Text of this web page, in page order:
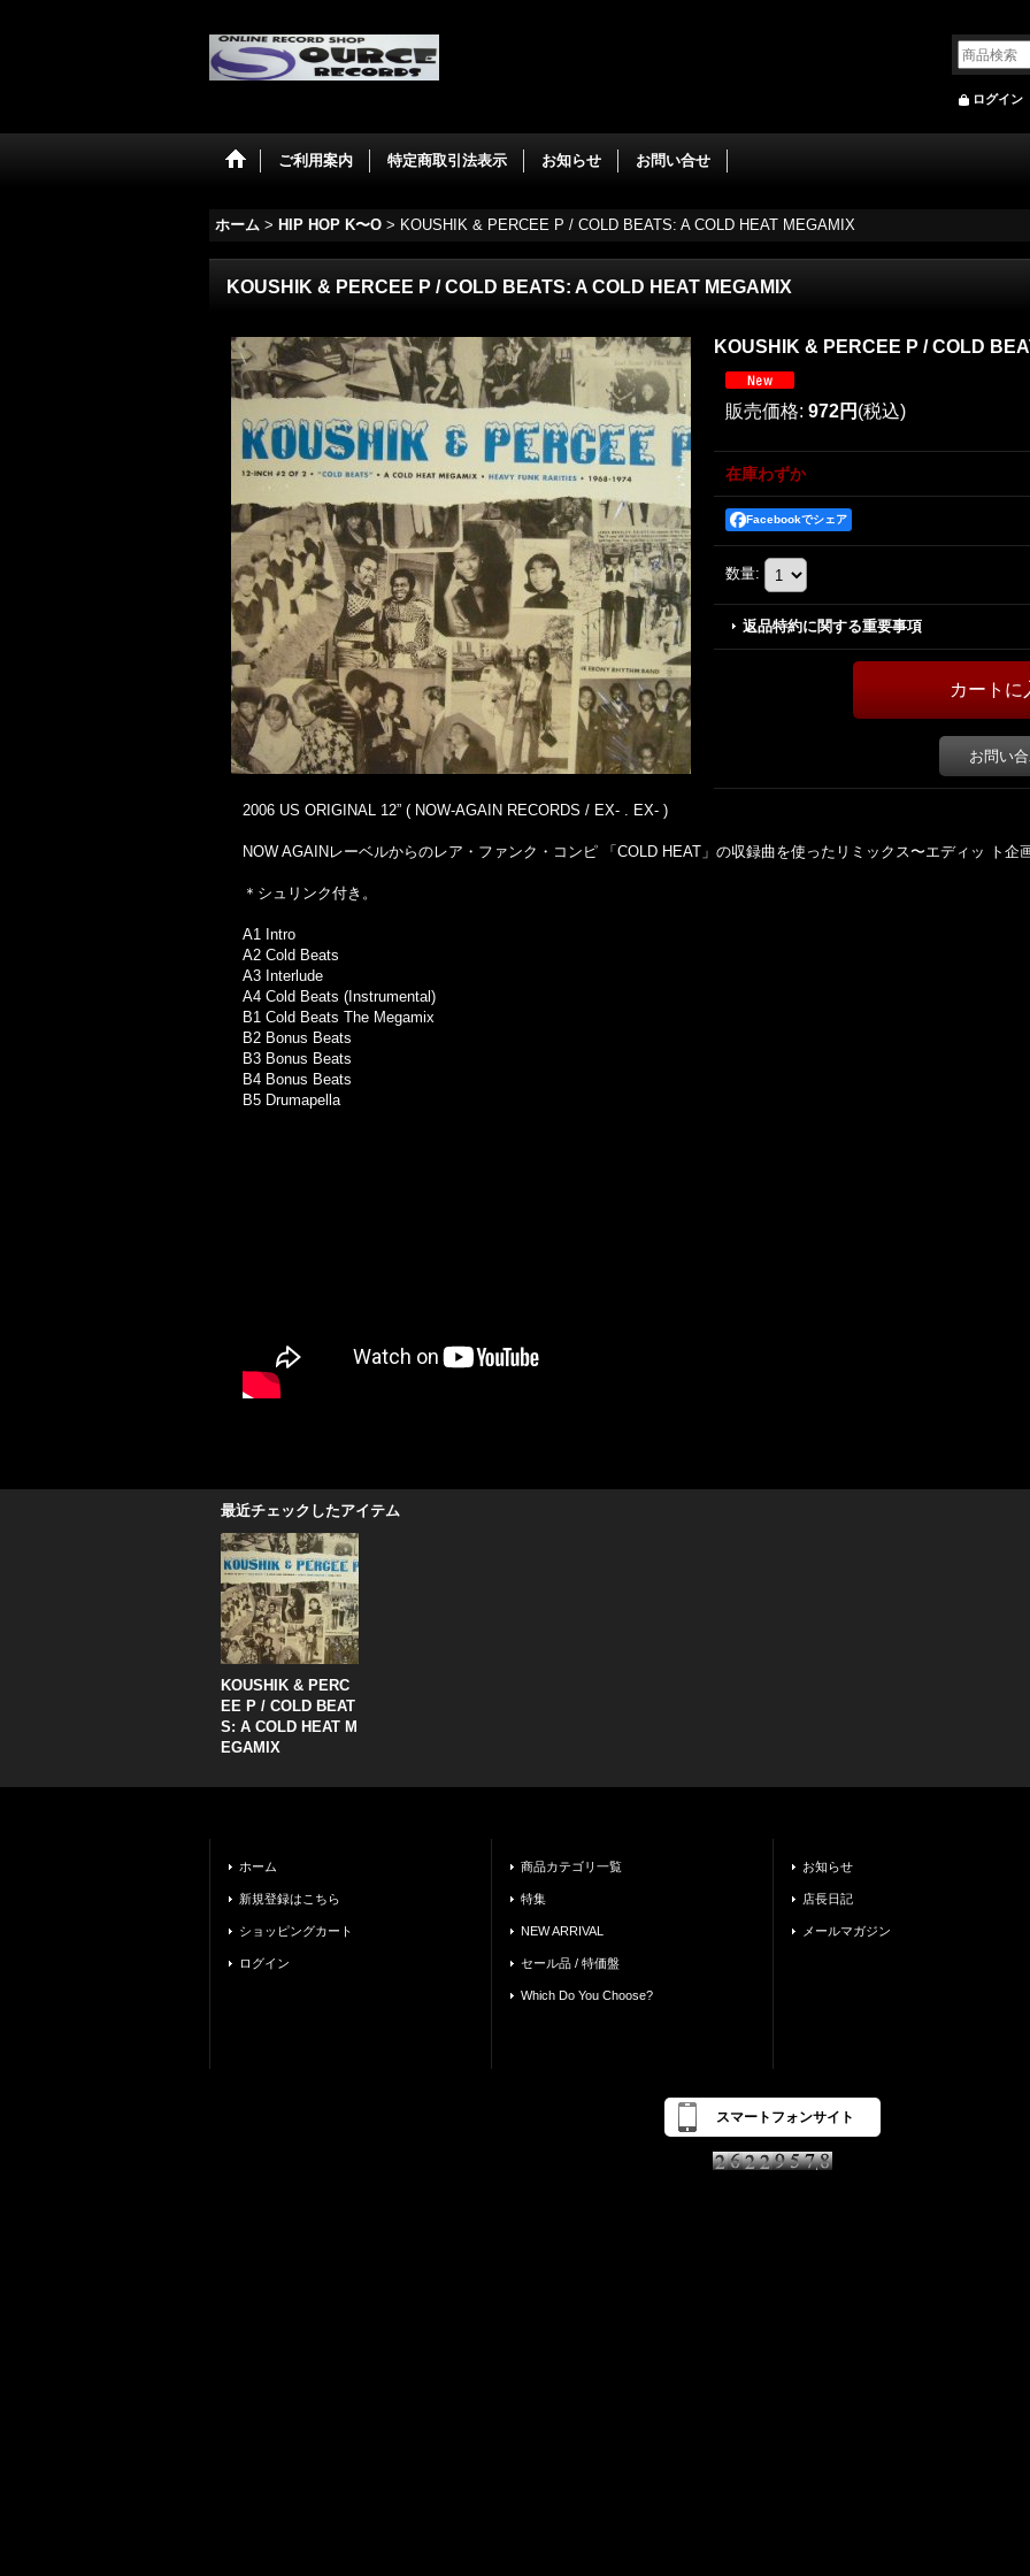
ログイン
ご利用案内 特定商取引法表示 お知らせ お問い合せ
ホーム > HIP HOP K〜O > KOUSHIK & PERCEE P ‎/ COLD BEATS: A COLD HEAT MEGAMIX
KOUSHIK & PERCEE P ‎/ COLD BEATS: A COLD HEAT MEGAMIX
KOUSHIK & PERCEE P ‎/ COLD
販売価格: 972円 (税込)
在庫わずか
Facebookでシェア
数量:
返品特約に関する重要事項
お問い
2006 US ORIGINAL 12” ( NOW-AGAIN RECORDS / EX- . EX- )
NOW AGAINレーベルからのレア・ファンク・コンピ 「COLD HEAT」の収録曲を使ったリミックス〜エディッ ト企
＊シュリンク付き。
A1 Intro
A2 Cold Beats
A3 Interlude
A4 Cold Beats (Instrumental)
B1 Cold Beats The Megamix
B2 Bonus Beats
B3 Bonus Beats
B4 Bonus Beats
B5 Drumapella
最近チェックしたアイテム
KOUSHIK & PERC
EE P ‎/ COLD BEAT
S: A COLD HEAT M
EGAMIX
ホーム
新規登録はこちら
ショッピングカート
ログイン
商品カテゴリ一覧
特集
NEW ARRIVAL
セール品 / 特価盤
Which Do You Choose?
お知らせ
店長日記
メールマガジン
スマートフォンサイト